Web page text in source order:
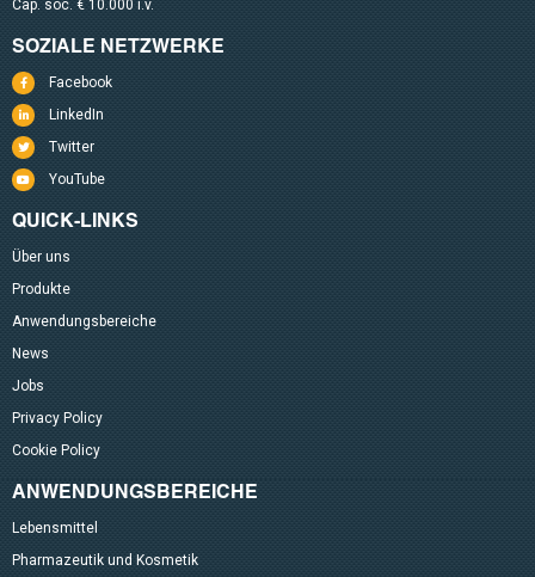
Cap. soc. € 10.000 i.v.
SOZIALE NETZWERKE
Facebook
LinkedIn
Twitter
YouTube
QUICK-LINKS
Über uns
Produkte
Anwendungsbereiche
News
Jobs
Privacy Policy
Cookie Policy
ANWENDUNGSBEREICHE
Lebensmittel
Pharmazeutik und Kosmetik